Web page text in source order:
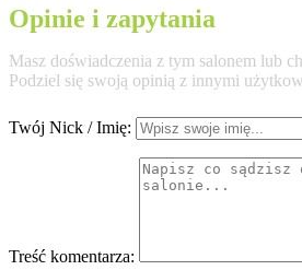
Opinie i zapytania
Masz doświadczenia z tym salonem lub
Podziel się swoją opinią z innymi
Twój Nick / Imię:
Treść komentarza: